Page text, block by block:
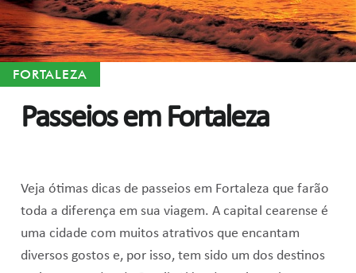
FORTALEZA
Passeios em Fortaleza
Veja ótimas dicas de passeios em Fortaleza que farão
toda a diferença em sua viagem. A capital cearense é
uma cidade com muitos atrativos que encantam
diversos gostos e, por isso, tem sido um dos destinos